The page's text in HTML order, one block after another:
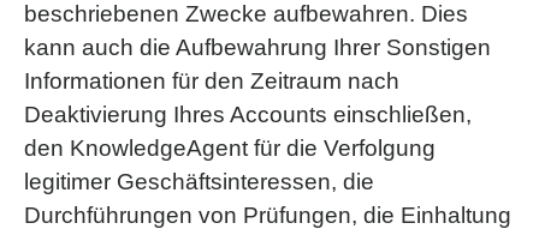
beschriebenen Zwecke aufbewahren. Dies
kann auch die Aufbewahrung Ihrer Sonstigen
Informationen für den Zeitraum nach
Deaktivierung Ihres Accounts einschließen,
den KnowledgeAgent für die Verfolgung
legitimer Geschäftsinteressen, die
Durchführungen von Prüfungen, die Einhaltung